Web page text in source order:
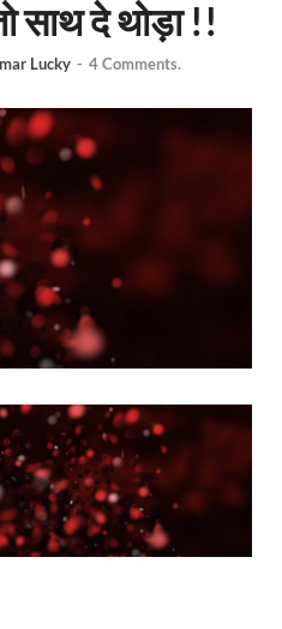
साथ दे थोड़ा !!
Lucky - 4 Comments.